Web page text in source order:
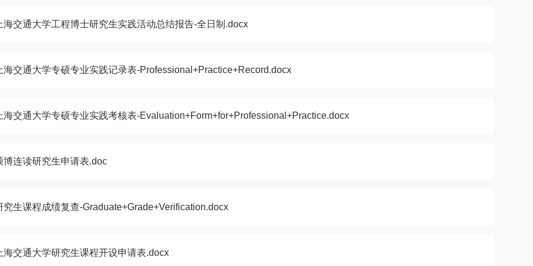
海交通大学工程博士研究生实践活动总结报告-全日制.docx
海交通大学专硕专业实践记录表-Professional+Practice+Record.docx
海交通大学专硕专业实践考核表-Evaluation+Form+for+Professional+Practice.docx
博连读研究生申请表.doc
究生课程成绩复查-Graduate+Grade+Verification.docx
海交通大学研究生课程开设申请表.docx